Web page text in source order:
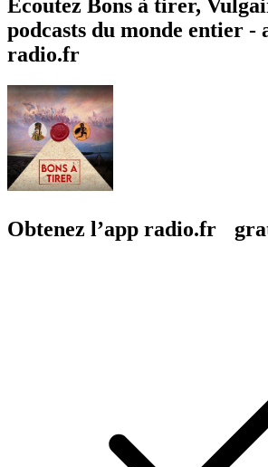
Écoutez Bons à tirer,
podcasts du monde entier -
radio.fr
Obtenez l’app radio.fr